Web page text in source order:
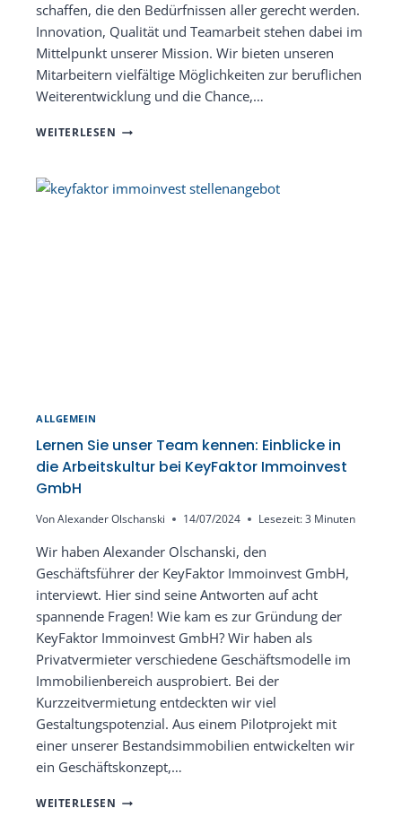
schaffen, die den Bedürfnissen aller gerecht werden.
Innovation, Qualität und Teamarbeit stehen dabei im
Mittelpunkt unserer Mission. Wir bieten unseren
Mitarbeitern vielfältige Möglichkeiten zur beruflichen
Weiterentwicklung und die Chance,…
WEITERLESEN UNSERE
ZUKUNFT
ALLGEMEIN
Lernen Sie unser Team kennen: Einblicke in
die Arbeitskultur bei KeyFaktor Immoinvest
GmbH
VonAlexander Olschanski 14/07/2024 Lesezeit:3 Minuten
Wir haben Alexander Olschanski, den
Geschäftsführer der KeyFaktor Immoinvest GmbH,
interviewt. Hier sind seine Antworten auf acht
spannende Fragen! Wie kam es zur Gründung der
KeyFaktor Immoinvest GmbH? Wir haben als
Privatvermieter verschiedene Geschäftsmodelle im
Immobilienbereich ausprobiert. Bei der
Kurzzeitvermietung entdeckten wir viel
Gestaltungspotenzial. Aus einem Pilotprojekt mit
einer unserer Bestandsimmobilien entwickelten wir
ein Geschäftskonzept,…
WEITERLESEN LERNEN